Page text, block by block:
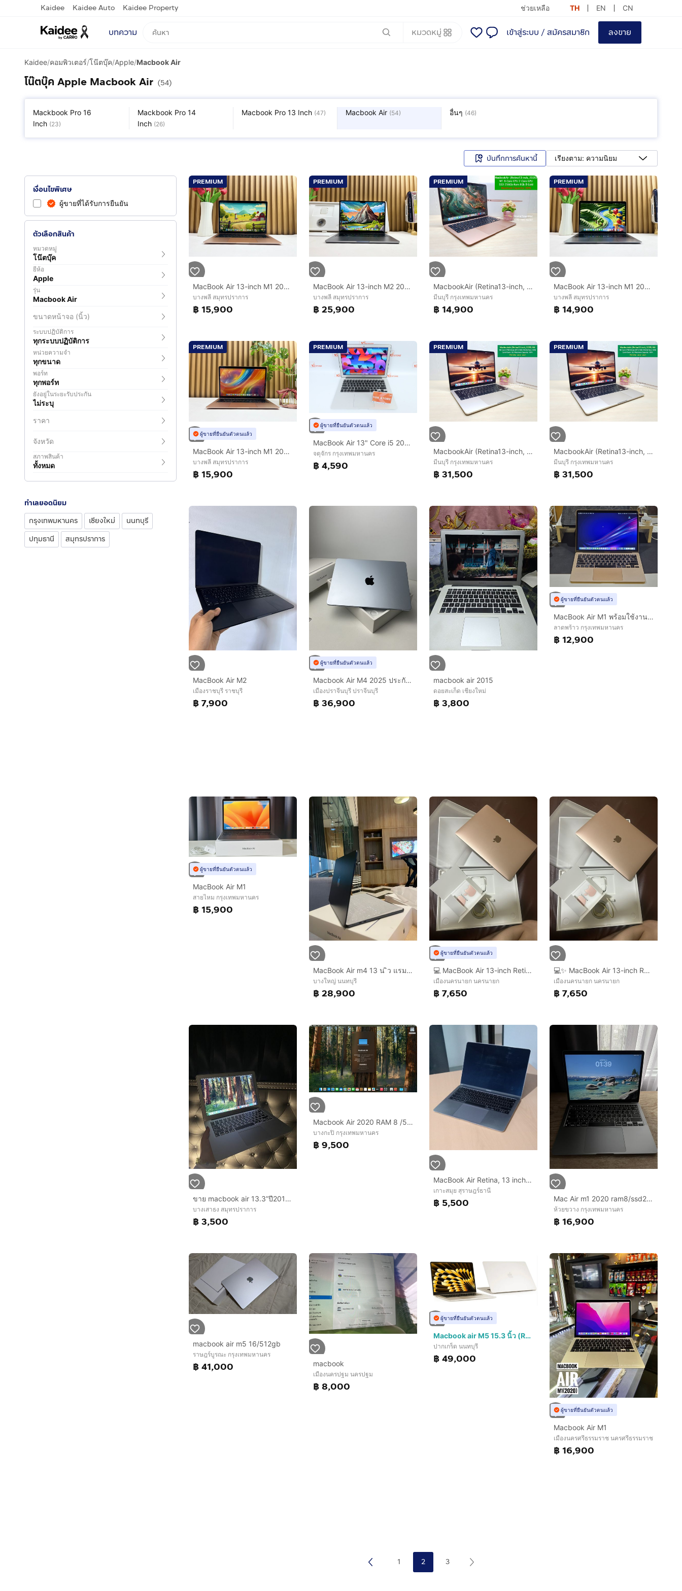
Kaidee Kaidee Auto Kaidee Property ช่วยเหลือ TH EN CN
บทความ หมวดหมู่ เข้าสู่ระบบ / สมัครสมาชิก ลงขาย
Kaidee/คอมพิวเตอร์/โน๊ตบุ๊ค/Apple/Macbook Air
โน๊ตบุ๊ค Apple Macbook Air (54)
Mackbook Pro 16
Inch (23)
Mackbook Pro 14
Inch (26)
Macbook Pro 13 Inch (47) Macbook Air (54) อื่นๆ (46)
บันทึกการค้นหานี้ เรียงตาม: ความนิยม
เงื่อนไขพิเศษ
ผู้ขายที่ได้รับการยืนยัน
ตัวเลือกสินค้า
หมวดหมู่
โน๊ตบุ๊ค
ยี่ห้อ
Apple
รุ่น
Macbook Air
ขนาดหน้าจอ (นิ้ว)
ระบบปฏิบัติการ
ทุกระบบปฏิบัติการ
หน่วยความจำ
ทุกขนาด
พอร์ท
ทุกพอร์ท
ยังอยู่ในระยะรับประกัน
ไม่ระบุ
ราคา
จังหวัด
สภาพสินค้า
ทั้งหมด
ทำเลยอดนิยม
กรุงเทพมหานคร
เชียงใหม่
นนทบุรี
ปทุมธานี
สมุทรปราการ
PREMIUM
MacBook Air 13-inch M1 2020 Ram16GB SSD256GB Gold
บางพลี สมุทรปราการ
฿ 15,900
PREMIUM
MacBook Air 13-inch M2 2022 Ram8GB SSD512GB Space Gray
บางพลี สมุทรปราการ
฿ 25,900
PREMIUM
MacbookAir (Retina13-inch, 2020) M1 8-Core CPU 7-Core GPU SSD 256Gb Ram 8Gb สี Gold ครบกล่อง ราคาน่าโดน
มีนบุรี กรุงเทพมหานคร
฿ 14,900
PREMIUM
MacBook Air 13-inch M1 2020 Ram8GB SSD256GB SpaceGray
บางพลี สมุทรปราการ
฿ 14,900
PREMIUM
ผู้ขายที่ยืนยันตัวตนแล้ว
MacBook Air 13-inch M1 2020 Ram16GB SSD256GB Gold
บางพลี สมุทรปราการ
฿ 15,900
PREMIUM
ผู้ขายที่ยืนยันตัวตนแล้ว
MacBook Air 13" Core i5 2017 8.128GB
จตุจักร กรุงเทพมหานคร
฿ 4,590
PREMIUM
MacbookAir (Retina13-inch, 2025) M4 10-Core CPU 8-Core GPU SSD 256Gb Ram 16Gb สี Starlight ครบกล่อง ใช้น้อย แบต100 ประกันยาว
มีนบุรี กรุงเทพมหานคร
฿ 31,500
PREMIUM
MacbookAir (Retina13-inch, 2025) M4 10-Core CPU 8-Core GPU SSD 256Gb Ram 16Gb สี Starlight ครบกล่อง ใช้น้อย แบต100 ประกันยาว
มีนบุรี กรุงเทพมหานคร
฿ 31,500
MacBook Air M2
เมืองราชบุรี ราชบุรี
฿ 7,900
ผู้ขายที่ยืนยันตัวตนแล้ว
Macbook Air M4 2025 ประกันศูนย์ สภาพมือ1
เมืองปราจีนบุรี ปราจีนบุรี
฿ 36,900
macbook air 2015
ดอยสะเก็ด เชียงใหม่
฿ 3,800
ผู้ขายที่ยืนยันตัวตนแล้ว
MacBook Air M1 พร้อมใช้งาน สภาพสวย ราคาคุ้ม ไม่มีกล่อง
ลาดพร้าว กรุงเทพมหานคร
฿ 12,900
ผู้ขายที่ยืนยันตัวตนแล้ว
MacBook Air M1
สายไหม กรุงเทพมหานคร
฿ 15,900
MacBook Air m4 13 น ิว แรม 16 256 Gb
บางใหญ่ นนทบุรี
฿ 28,900
ผู้ขายที่ยืนยันตัวตนแล้ว
💻 MacBook Air 13-inch Retina 2019 สี Rose Gold 🌹
เมืองนครนายก นครนายก
฿ 7,650
💻✨ MacBook Air 13-inch Retina ปี 2019 สี Rose
เมืองนครนายก นครนายก
฿ 7,650
ขาย macbook air 13.3”ปี2013 cpu i5 ssd 128 แรม4gbเพิ่งเปลี่ยนแบตให้ใหม่ด้วย คุ้มๆ ขาย 3,500
บางเสาธง สมุทรปราการ
฿ 3,500
Macbook Air 2020 RAM 8 /512 GB
บางกะปิ กรุงเทพมหานคร
฿ 9,500
MacBook Air Retina, 13 inch 2019
เกาะสมุย สุราษฎร์ธานี
฿ 5,500 Mac Air m1 2020 ram8/ssd256GB
ห้วยขวาง กรุงเทพมหานคร
฿ 16,900
macbook air m5 16/512gb
ราษฎร์บูรณะ กรุงเทพมหานคร
฿ 41,000 macbook
เมืองนครปฐม นครปฐม
฿ 8,000
ผู้ขายที่ยืนยันตัวตนแล้ว
Macbook air M5 15.3 นิ้ว (RAM 16GB - SSD 512GB) สี Star Light ของใหม่ยังไม่แกะ ประกันยังไม่เดิน
ปากเกร็ด นนทบุรี
฿ 49,000
ผู้ขายที่ยืนยันตัวตนแล้ว
Macbook Air M1
เมืองนครศรีธรรมราช นครศรีธรรมราช
฿ 16,900
1 2 3